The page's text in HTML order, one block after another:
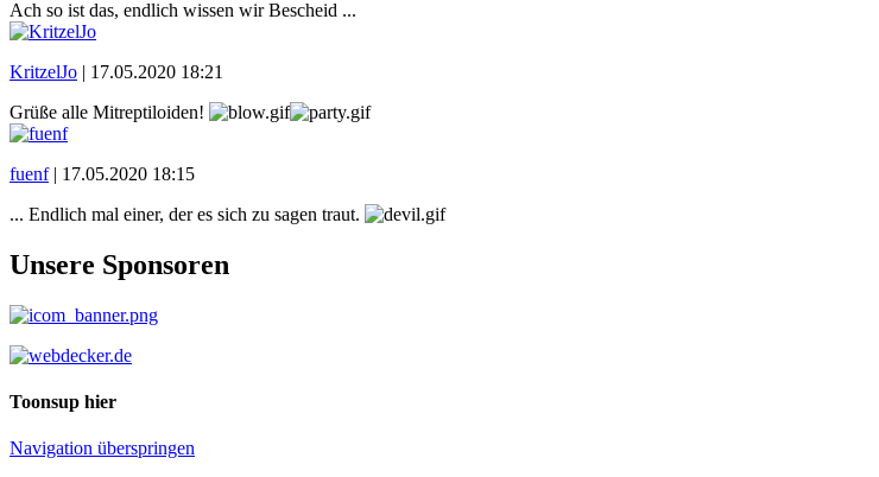
Ach so ist das, endlich wissen wir Bescheid ...
KritzelJo | 17.05.2020 18:21
Grüße alle Mitreptiloiden!
fuenf| 17.05.2020 18:15
... Endlich mal einer, der es sich zu sagen traut.
Unsere Sponsoren
Toonsup hier
Navigation überspringen